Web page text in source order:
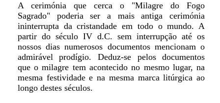
A cerimónia que cerca o "Milagre do Fogo
Sagrado" poderia ser a mais antiga cerimónia
ininterrupta da cristandade em todo o mundo. A
partir do século IV d.C. sem interrupção até os
nossos dias numerosos documentos mencionam o
admirável prodígio. Deduz-se pelos documentos
que o milagre tem acontecido no mesmo lugar, na
mesma festividade e na mesma marca litúrgica ao
longo destes séculos.